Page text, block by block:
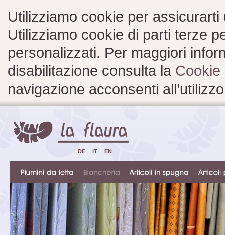
Utilizziamo cookie per
Utilizziamo cookie di parti terze
personalizzati. Per maggiori
disabilitazione consulta la Cookie
navigazione acconsenti
DE IT EN